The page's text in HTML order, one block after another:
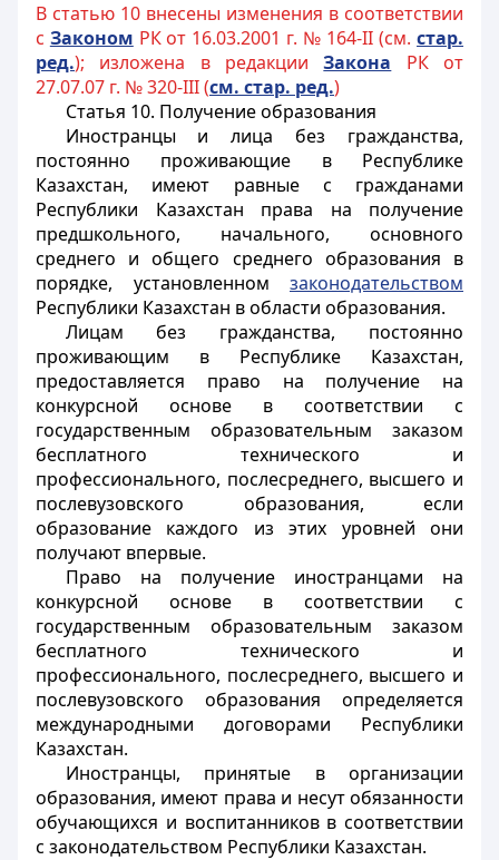
В статью 10 внесены изменения в соответствии
с Законом РК от 16.03.2001 г. № 164-II (см.стар.
ред.); изложена в редакцииЗакона РК от
27.07.07 г. № 320-III (см. стар. ред.)
Статья 10. Получение образования
Иностранцы и лица без гражданства,
постоянно проживающие в Республике
Казахстан, имеют равные с гражданами
Республики Казахстан права на получение
предшкольного, начального, основного
среднего и общего среднего образования в
порядке, установленном законодательством
Республики Казахстан в области образования.
Лицам без гражданства, постоянно
проживающим в Республике Казахстан,
предоставляется право на получение на
конкурсной основе в соответствии с
государственным образовательным заказом
бесплатного технического и
профессионального, послесреднего, высшего и
послевузовского образования, если
образование каждого из этих уровней они
получают впервые.
Право на получение иностранцами на
конкурсной основе в соответствии с
государственным образовательным заказом
бесплатного технического и
профессионального, послесреднего, высшего и
послевузовского образования определяется
международными договорами Республики
Казахстан.
Иностранцы, принятые в организации
образования, имеют права и несут обязанности
обучающихся и воспитанников в соответствии
с законодательством Республики Казахстан.